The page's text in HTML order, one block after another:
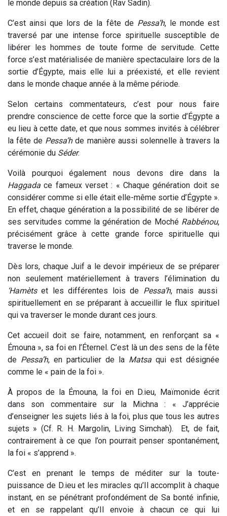
le monde depuis sa création (Rav Sadin).
C’est ainsi que lors de la fête de Pessa’h, le monde est
traversé par une intense force spirituelle susceptible de
libérer les hommes de toute forme de servitude. Cette
force s’est matérialisée de manière spectaculaire lors de la
sortie d’Égypte, mais elle lui a préexisté, et elle revient
dans le monde chaque année à la même période.
Selon certains commentateurs, c’est pour nous faire
prendre conscience de cette force que la sortie d’Égypte a
eu lieu à cette date, et que nous sommes invités à célébrer
la fête de Pessa’hde manière aussi solennelle à travers la
cérémonie du Séder.
Voilà pourquoi également nous devons dire dans la
Haggada ce fameux verset : « Chaque génération doit se
considérer comme si elle était elle-même sortie d’Égypte ».
En effet, chaque génération a la possibilité de se libérer de
ses servitudes comme la génération de Moché Rabbénou,
précisément grâce à cette grande force spirituelle qui
traverse le monde.
Dès lors, chaque Juif a le devoir impérieux de se préparer
non seulement matériellement à travers l’élimination du
‘Hamètset les différentes lois de Pessa’h, mais aussi
spirituellement en se préparant à accueillir le flux spirituel
qui va traverser le monde durant ces jours.
Cet accueil doit se faire, notamment, en renforçant sa «
Émouna », sa foi en l’Éternel. C’est là un des sens de la fête
de Pessa’h, en particulier de la Matsa qui est désignée
comme le « pain de la foi ».
À propos de la Émouna, la foi en D.ieu, Maïmonide écrit
dans son commentaire sur la Michna : « J’apprécie
d’enseigner les sujets liés à la foi, plus que tous les autres
sujets » (Cf. R. H. Margolin, Living Simchah). Et, de fait,
contrairement à ce que l’on pourrait penser spontanément,
la foi « s’apprend ».
C’est en prenant le temps de méditer sur la toute-
puissance de D.ieu et les miracles qu’Il accomplit à chaque
instant, en se pénétrant profondément de Sa bonté infinie,
et en se rappelant qu’Il envoie à chacun ce qui lui